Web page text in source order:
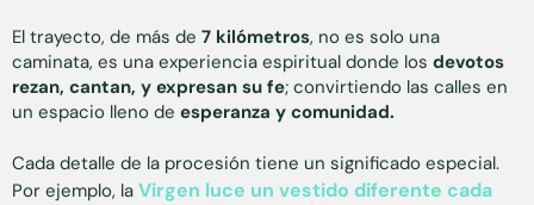
El trayecto, de más de 7 kilómetros, no es solo una
caminata, es una experiencia espiritual donde los devotos
rezan, cantan, y expresan su fe; convirtiendo las calles en
un espacio lleno de esperanza y comunidad.
Cada detalle de la procesión tiene un significado especial.
Por ejemplo, la Virgen luce un vestido diferente cada